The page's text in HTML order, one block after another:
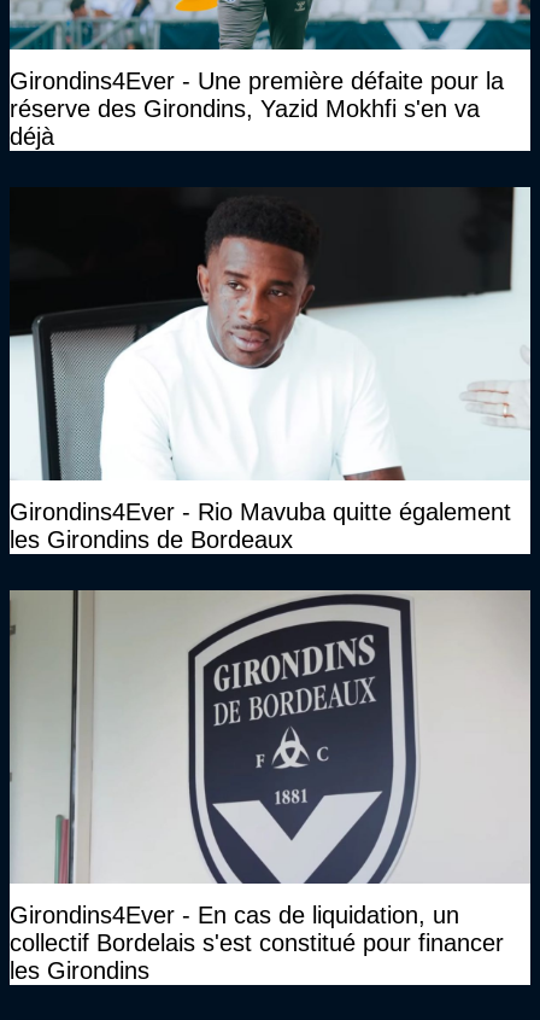
Girondins4Ever - Une première défaite pour la
réserve des Girondins, Yazid Mokhfi s'en va
déjà
Girondins4Ever - Rio Mavuba quitte également
les Girondins de Bordeaux
Girondins4Ever - En cas de liquidation, un
collectif Bordelais s'est constitué pour financer
les Girondins